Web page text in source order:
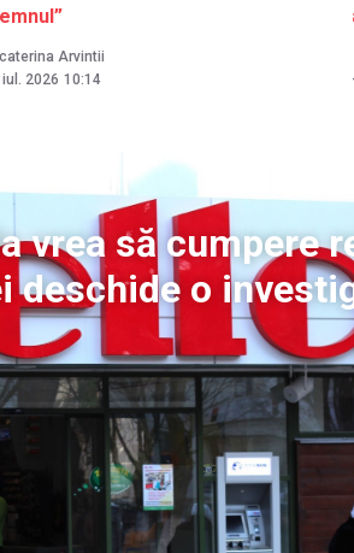
Arvintii
iul. 2026 10:14
vrea să cumpere
deschide o